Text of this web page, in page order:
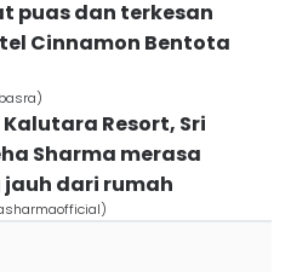
puas dan terkesan
Cinnamon Bentota
Resort, Sri
Sharma merasa
dari rumah